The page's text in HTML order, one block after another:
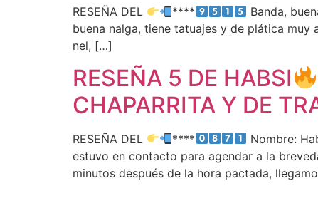
RESEÑA DEL ****
Banda,
buena nalga, tiene tatuajes y de plática muy
nel, […]
RESEÑA 5 DE HABSI
CHAPARRITA Y DE
RESEÑA DEL ****
Nombre:
estuvo en contacto para agendar a la
minutos después de la hora pactada,